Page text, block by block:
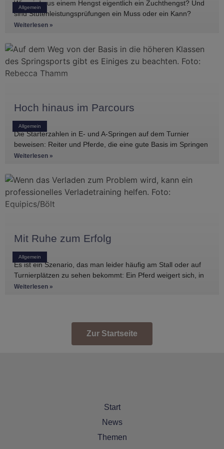
Allgemein
Wie wird aus einem Hengst eigentlich ein Zuchthengst? Und
sind Stutenleistungsprüfungen ein Muss oder ein Kann?
Einblicke in die Regelwerke
Weiterlesen »
Allgemein
Hoch hinaus im Parcours
Die Starterzahlen in E- und A-Springen auf dem Turnier
beweisen: Reiter und Pferde, die eine gute Basis im Springen
haben, gibt es
Weiterlesen »
Allgemein
Mit Ruhe zum Erfolg
Es ist ein Szenario, das man leider häufig am Stall oder auf
Turnierplätzen zu sehen bekommt: Ein Pferd weigert sich, in
den Anhänger zu
Weiterlesen »
Zur Startseite
Start
News
Themen